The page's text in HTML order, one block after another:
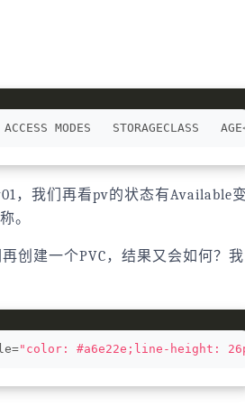
MODES   STORAGECLASS   AGE
，我们再看pv的状态有Available变
。
创建一个PVC，结果又会如何？我
"color: #a6e22e;line-height: